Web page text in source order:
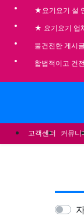
★요기요기 설
★ 요기요기 업
불건전한 게시
합법적이고 건
고객센터 커뮤니